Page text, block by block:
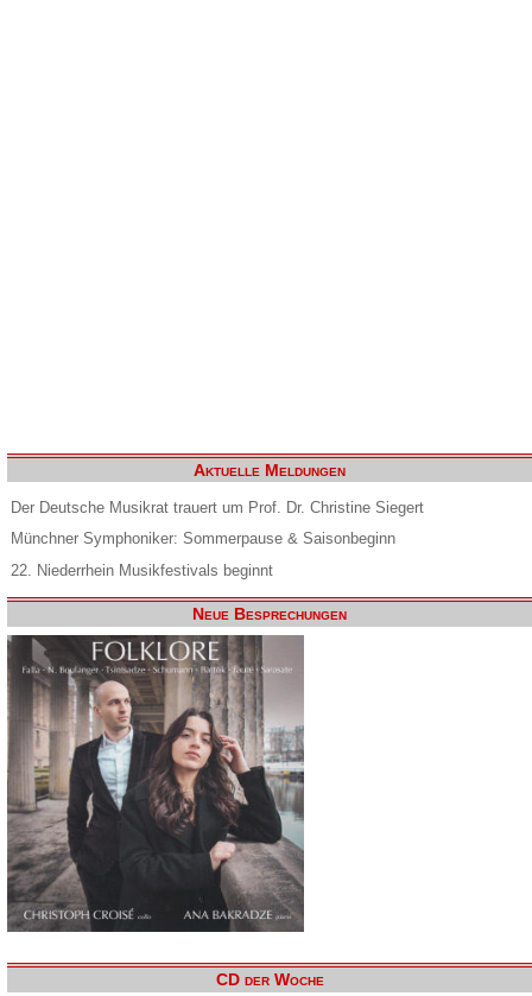
Aktuelle Meldungen
Der Deutsche Musikrat trauert um Prof. Dr. Christine Siegert
Münchner Symphoniker: Sommerpause & Saisonbeginn
22. Niederrhein Musikfestivals beginnt
Neue Besprechungen
CD der Woche